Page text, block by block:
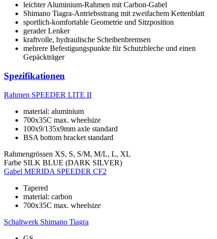
leichter Aluminium-Rahmen mit Carbon-Gabel
Shimano Tiagra-Antriebsstrang mit zweifachem Kettenblatt
sportlich-komfortable Geometrie und Sitzposition
gerader Lenker
kraftvolle, hydraulische Scheibenbremsen
mehrere Befestigungspunkte für Schutzbleche und einen
Gepäckträger
Spezifikationen
Rahmen SPEEDER LITE II
material: aluminium
700x35C max. wheelsize
100x9/135x9mm axle standard
BSA bottom bracket standard
Rahmengrössen XS, S, S/M, M/L, L, XL
Farbe SILK BLUE (DARK SILVER)
Gabel MERIDA SPEEDER CF2
Tapered
material: carbon
700x35C max. wheelsize
Schaltwerk Shimano Tiagra